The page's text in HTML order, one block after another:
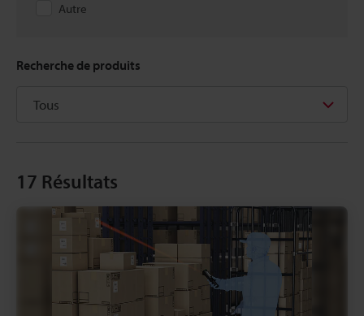
Autre
Recherche de produits
17 Résultats